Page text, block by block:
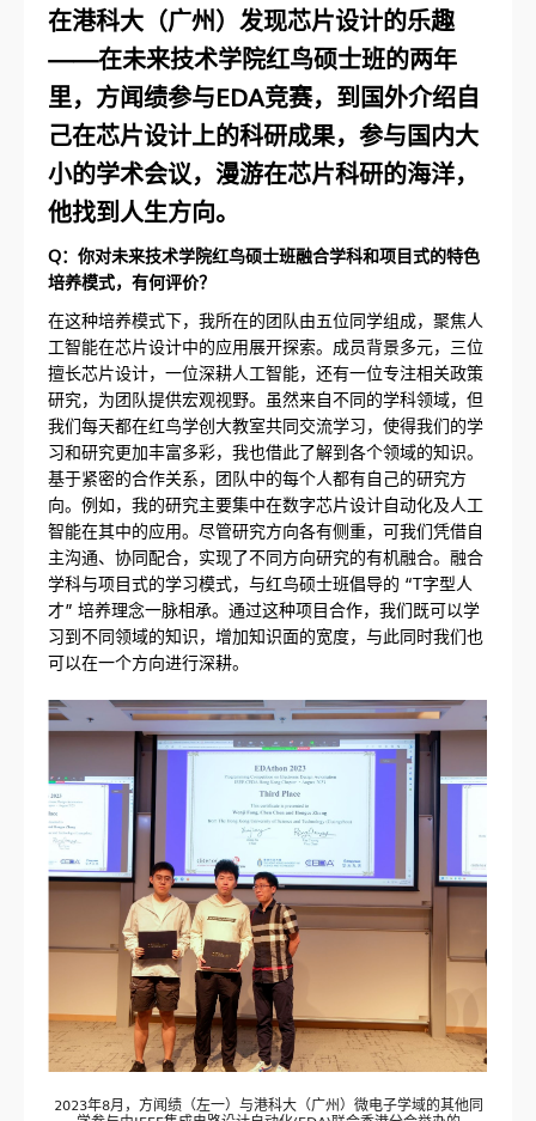
在港科大（广州）发现芯片设计的乐趣
——在未来技术学院红鸟硕士班的两年
里，方闻绩参与EDA竞赛，到国外介绍自
己在芯片设计上的科研成果，参与国内大
小的学术会议，漫游在芯片科研的海洋，
他找到人生方向。
Q：你对未来技术学院红鸟硕士班融合学科和项目式的特色
培养模式，有何评价？
在这种培养模式下，我所在的团队由五位同学组成，聚焦人
工智能在芯片设计中的应用展开探索。成员背景多元，三位
擅长芯片设计，一位深耕人工智能，还有一位专注相关政策
研究，为团队提供宏观视野。虽然来自不同的学科领域，但
我们每天都在红鸟学创大教室共同交流学习，使得我们的学
习和研究更加丰富多彩，我也借此了解到各个领域的知识。
基于紧密的合作关系，团队中的每个人都有自己的研究方
向。例如，我的研究主要集中在数字芯片设计自动化及人工
智能在其中的应用。尽管研究方向各有侧重，可我们凭借自
主沟通、协同配合，实现了不同方向研究的有机融合。融合
学科与项目式的学习模式，与红鸟硕士班倡导的 “T字型人
才” 培养理念一脉相承。通过这种项目合作，我们既可以学
习到不同领域的知识，增加知识面的宽度，与此同时我们也
可以在一个方向进行深耕。
2023年8月，方闻绩（左一）与港科大（广州）微电子学域的其他同